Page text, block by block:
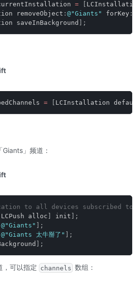
=
removeObject : @"Giants" forKey :
saveInBackground ;
= LCInstallation
」频道：
to all devices subscribed to
LCPush alloc init
;
@"Giants"
;
@"Giants 太牛掰了"
;
;
，可以指定 channels 数组：